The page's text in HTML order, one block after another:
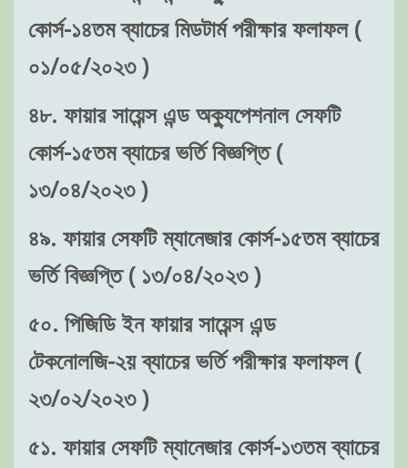
কোর্স-১৪তম ব্যাচের মিডটার্ম পরীক্ষার ফলাফল (
০১/০৫/২০২৩ )
৪৮. ফায়ার সায়েন্স এন্ড অক্যুপেশনাল সেফটি
কোর্স-১৫তম ব্যাচের ভর্তি বিজ্ঞপ্তি (
১৩/০৪/২০২৩ )
৪৯. ফায়ার সেফটি ম্যানেজার কোর্স-১৫তম ব্যাচের
ভর্তি বিজ্ঞপ্তি ( ১৩/০৪/২০২৩ )
৫০. পিজিডি ইন ফায়ার সায়েন্স এন্ড
টেকনোলজি-২য় ব্যাচের ভর্তি পরীক্ষার ফলাফল (
২৩/০২/২০২৩ )
৫১. ফায়ার সেফটি ম্যানেজার কোর্স-১৩তম ব্যাচের